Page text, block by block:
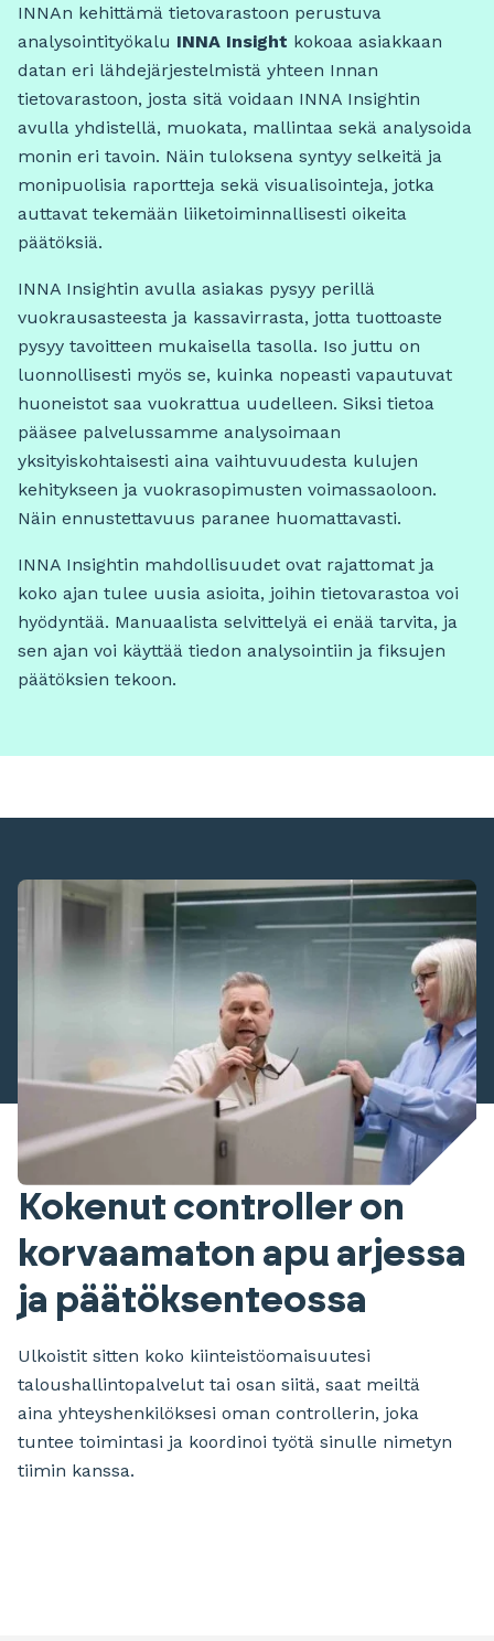
INNAn kehittämä tietovarastoon perustuva
analysointityökalu INNA Insight kokoaa asiakkaan
datan eri lähdejärjestelmistä yhteen Innan
tietovarastoon, josta sitä voidaan INNA Insightin
avulla yhdistellä, muokata, mallintaa sekä analysoida
monin eri tavoin. Näin tuloksena syntyy selkeitä ja
monipuolisia raportteja sekä visualisointeja, jotka
auttavat tekemään liiketoiminnallisesti oikeita
päätöksiä.
INNA Insightin avulla asiakas pysyy perillä
vuokrausasteesta ja kassavirrasta, jotta tuottoaste
pysyy tavoitteen mukaisella tasolla. Iso juttu on
luonnollisesti myös se, kuinka nopeasti vapautuvat
huoneistot saa vuokrattua uudelleen. Siksi tietoa
pääsee palvelussamme analysoimaan
yksityiskohtaisesti aina vaihtuvuudesta kulujen
kehitykseen ja vuokrasopimusten voimassaoloon.
Näin ennustettavuus paranee huomattavasti.
INNA Insightin mahdollisuudet ovat rajattomat ja
koko ajan tulee uusia asioita, joihin tietovarastoa voi
hyödyntää. Manuaalista selvittelyä ei enää tarvita, ja
sen ajan voi käyttää tiedon analysointiin ja fiksujen
päätöksien tekoon.
Kokenut controller on
korvaamaton apu arjessa
ja päätöksenteossa
Ulkoistit sitten koko kiinteistöomaisuutesi
taloushallintopalvelut tai osan siitä, saat meiltä
aina yhteyshenkilöksesi oman controllerin, joka
tuntee toimintasi ja koordinoi työtä sinulle nimetyn
tiimin kanssa.